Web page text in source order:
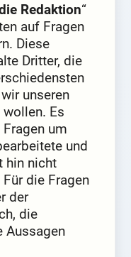
Redaktion“
auf Fragen
Diese
Dritter, die
unseren
Es
um
und
hin nicht
die Fragen
der
die
Aussagen